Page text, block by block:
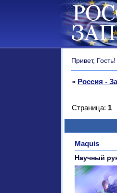
Привет, Гость!
» Россия -
Страница: 1
Maquis
Научный